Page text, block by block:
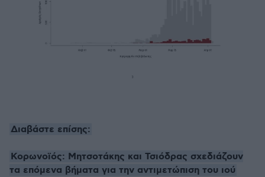
Διαβάστε επίσης:
Κορωνοϊός: Μητσοτάκης και Τσιόδρας σχεδιάζουν
τα επόμενα βήματα για την αντιμετώπιση του ιού